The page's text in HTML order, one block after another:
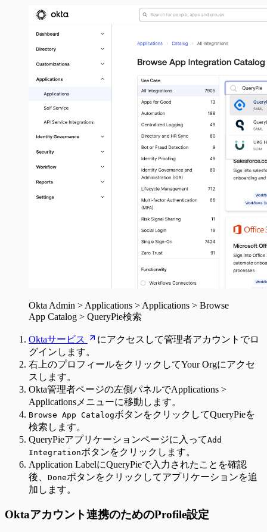
Okta Admin > Applications > Applications > Browse
App Catalog > QueryPie検索
Oktaサービス
にアクセスして管理者アカウントでロ
グインします。
右上のプロフィールをクリックしてYour Orgにアクセ
スします。
Okta管理者ページの左側パネルでApplications >
Applicationsメニューに移動します。
Browse App CatalogボタンをクリックしてQueryPieを
検索します。
QueryPieアプリケーションページに入ってAdd
Integrationボタンをクリックします。
Application LabelにQueryPieで入力されたことを確認
後、 Doneボタンをクリックしてアプリケーションを追
加します。
Oktaアカウント連携のためのProfile設定